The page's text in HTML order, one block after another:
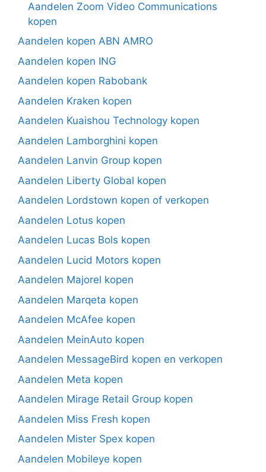
Aandelen Zoom Video Communications
kopen
Aandelen kopen ABN AMRO
Aandelen kopen ING
Aandelen kopen Rabobank
Aandelen Kraken kopen
Aandelen Kuaishou Technology kopen
Aandelen Lamborghini kopen
Aandelen Lanvin Group kopen
Aandelen Liberty Global kopen
Aandelen Lordstown kopen of verkopen
Aandelen Lotus kopen
Aandelen Lucas Bols kopen
Aandelen Lucid Motors kopen
Aandelen Majorel kopen
Aandelen Marqeta kopen
Aandelen McAfee kopen
Aandelen MeinAuto kopen
Aandelen MessageBird kopen en verkopen
Aandelen Meta kopen
Aandelen Mirage Retail Group kopen
Aandelen Miss Fresh kopen
Aandelen Mister Spex kopen
Aandelen Mobileye kopen